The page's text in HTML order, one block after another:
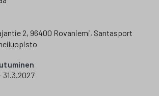
2, 96400 Rovaniemi, Santasport
31.3.2027